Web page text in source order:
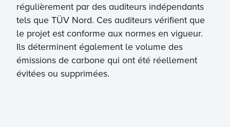
régulièrement par des auditeurs indépendants
tels que TÜV Nord. Ces auditeurs vérifient que
le projet est conforme aux normes en vigueur.
Ils déterminent également le volume des
émissions de carbone qui ont été réellement
évitées ou supprimées.